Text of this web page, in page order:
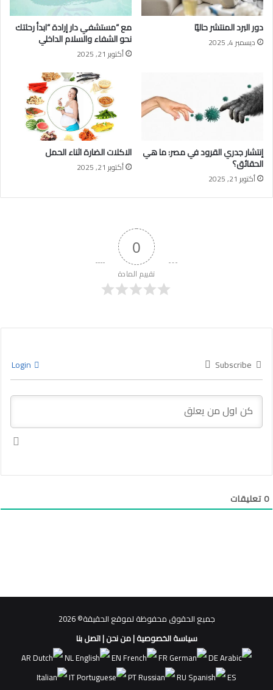
دور البرد المنتشر حاليًا
ديسمبر 4, 2025
مع “مستشفي دار إرادة “ابدأ رحلتك
نحو الشفاء والسلام الداخلي
أكتوبر 21, 2025
إنتشار جدري القرود في مصر: ما هي
الحقائق؟
أكتوبر 21, 2025
الاكلات الضارة اثناء الحمل
أكتوبر 21, 2025
0
تقييم المادة
Subscribe
0تعليقات
جميع الحقوق محفوظة لموقع الحقيقة© 2026
سياسة الخصوصية|من نحن|اتصل بنا
AR
NL EN FR
DE
IT
PT RU
ES